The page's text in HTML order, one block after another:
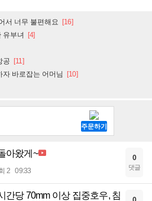
서 너무 불편해요 [16]
유부녀 [4]
공 [11]
자 바로잡는 어머님 [10]
아왔게~
2 09:33
0
댓글
간당 70mm 이상 집중호우, 침